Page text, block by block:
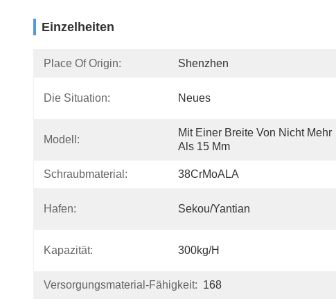
Einzelheiten
Place Of Origin: Shenzhen
Die Situation: Neues
Modell:
Mit Einer Breite Von Nicht Mehr
Als 15 Mm
Schraubmaterial: 38CrMoALA
Hafen: Sekou/Yantian
Kapazität: 300kg/h
Versorgungsmaterial-Fähigkeit: 168